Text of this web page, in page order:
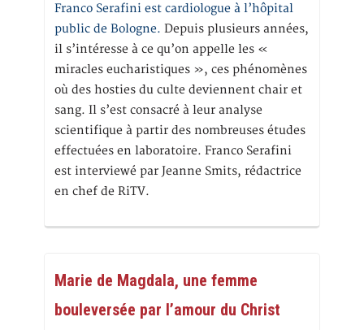
Franco Serafini est cardiologue à l’hôpital
public de Bologne. Depuis plusieurs années,
il s’intéresse à ce qu’on appelle les «
miracles eucharistiques », ces phénomènes
où des hosties du culte deviennent chair et
sang. Il s’est consacré à leur analyse
scientifique à partir des nombreuses études
effectuées en laboratoire. Franco Serafini
est interviewé par Jeanne Smits, rédactrice
en chef de RiTV.
Marie de Magdala, une femme
bouleversée par l’amour du Christ